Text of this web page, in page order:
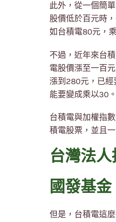
此外，從一個簡
股價低於百元時
如台積電80元，
不過，近年來台
電股價漲至一百
漲到280元，已經
能要變成乘以30。
台積電與加權指
積電股票，並且
台灣法
國發基金
但是，台積電這